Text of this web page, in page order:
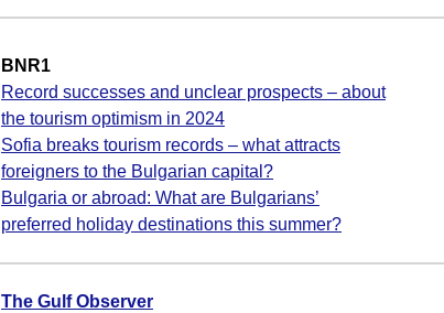
BNR1
Record successes and unclear prospects – about
the tourism optimism in 2024
Sofia breaks tourism records – what attracts
foreigners to the Bulgarian capital?
Bulgaria or abroad: What are Bulgarians’
preferred holiday destinations this summer?
The Gulf Observer